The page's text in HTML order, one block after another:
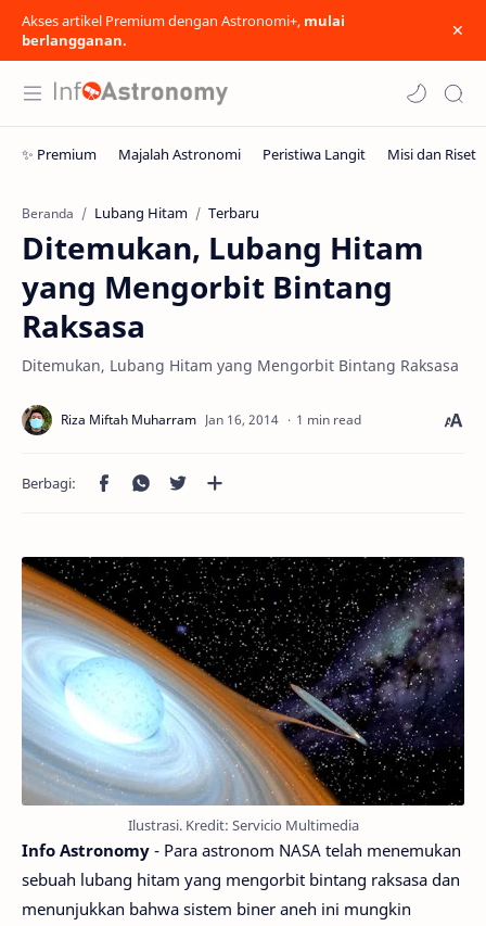
Akses artikel Premium dengan Astronomi+, mulai
berlangganan.
Beranda Lubang Hitam Terbaru
Ditemukan, Lubang Hitam
yang Mengorbit Bintang
Raksasa
Ditemukan, Lubang Hitam yang Mengorbit Bintang Raksasa
1 min read
Ilustrasi. Kredit: Servicio Multimedia
Info Astronomy - Para astronom NASA telah menemukan
sebuah lubang hitam yang mengorbit bintang raksasa dan
menunjukkan bahwa sistem biner aneh ini mungkin